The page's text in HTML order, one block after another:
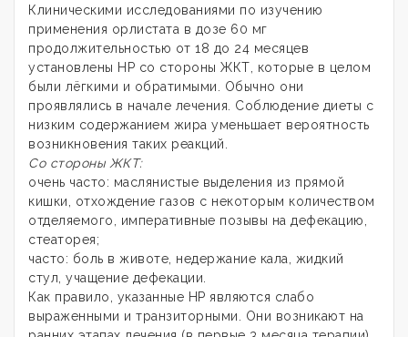
Клиническими исследованиями по изучению
применения орлистата в дозе 60 мг
продолжительностью от 18 до 24 месяцев
установлены НР со стороны ЖКТ, которые в целом
были лёгкими и обратимыми. Обычно они
проявлялись в начале лечения. Соблюдение диеты с
низким содержанием жира уменьшает вероятность
возникновения таких реакций.
Со стороны ЖКТ:
очень часто: маслянистые выделения из прямой
кишки, отхождение газов с некоторым количеством
отделяемого, императивные позывы на дефекацию,
стеаторея;
часто: боль в животе, недержание кала, жидкий
стул, учащение дефекации.
Как правило, указанные НР являются слабо
выраженными и транзиторными. Они возникают на